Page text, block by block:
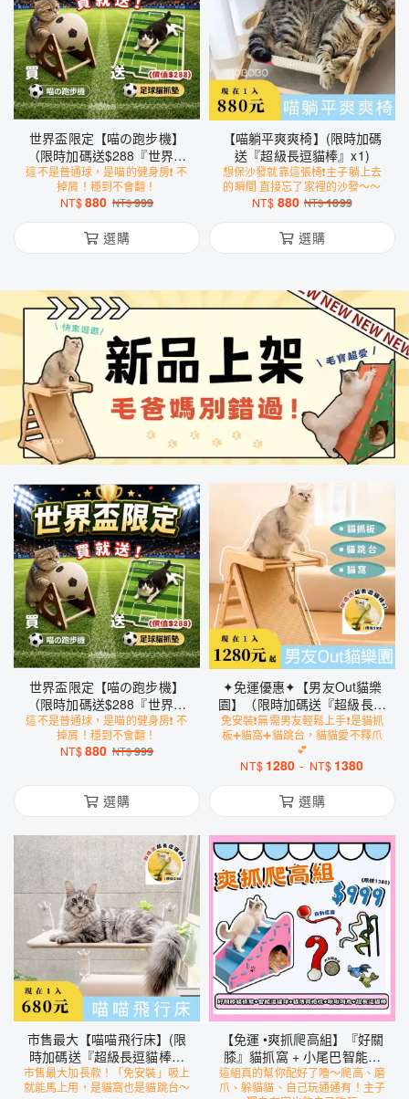
世界盃限定【喵の跑步機】
（限時加碼送$288『世界盃
足球貓抓墊』x1、『超級長
逗貓棒』x1）
這不是普通球，是喵的健身房❗️ 不
掉屑！穩到不會翻！
NT$880 NT$999
選購
【喵躺平爽爽椅】(限時加碼
送『超級長逗貓棒』x1)
想保沙發就靠這張椅❗️主子躺上去
的瞬間 直接忘了家裡的沙發～～
NT$ 880 NT$1099
選購
世界盃限定【喵の跑步機】
（限時加碼送$288『世界盃
足球貓抓墊』x1、『超級長
逗貓棒』x1）
這不是普通球，是喵的健身房❗️ 不
掉屑！穩到不會翻！
NT$880 NT$999
選購
✦免運優惠✦【男友Out貓樂
園】（限時加碼送『超級長逗
貓棒』）
免安裝❗️無需男友輕鬆上手❗️是貓抓
板➕貓窩➕貓跳台，貓貓愛不釋爪
💕
NT$ 1280 - NT$ 1380
選購
市售最大【喵喵飛行床】(限
時加碼送『超級長逗貓棒』
x1)
市售最大加長款！「免安裝」吸上
就能馬上用，是貓窩也是貓跳台～
【免運 •爽抓爬高組】『好關
膝』貓抓窩 + 小尾巴智能逗
貓球 + 貓薄荷抱枕 + 超級長
逗貓棒 + 會叫の小鳥玩具
這組真的幫你配好了嚕～爬高、磨
爪、躲貓貓、自己玩通通有！主子